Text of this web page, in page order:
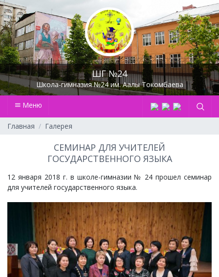
ШГ №24
Школа-гимназия №24 им. Аалы Токомбаева
Меню
Главная Галерея
СЕМИНАР ДЛЯ УЧИТЕЛЕЙ
ГОСУДАРСТВЕННОГО ЯЗЫКА
12 января 2018 г. в школе-гимназии № 24 прошел семинар
для учителей государственного языка.